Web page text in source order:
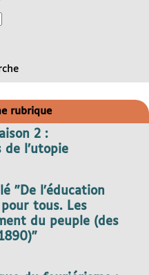
rubrique
2 :
de l’utopie
"De l’éducation
tous. Les
du peuple (des